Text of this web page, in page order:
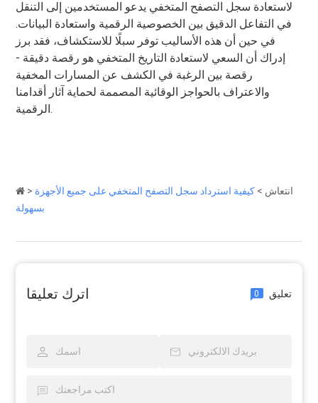
لاستعادة سجل التصفح المتخفي يدعو المستخدمين إلى التنقل
في التفاعل الدقيق بين الخصوصية الرقمية واستعادة البيانات.
في حين أن هذه الأساليب توفر سبلًا للاستكشاف، فقد برز
إدراك أن السعي لاستعادة التاريخ المتخفي هو رقصة دقيقة -
رقصة بين الرغبة في الكشف عن المسارات المخفية
والاعتراف بالحواجز الوقائية المصممة لحماية آثار أقدامنا
الرقمية.
> انتعاش > كيفية استرداد سجل التصفح المتخفي على جميع الأجهزة
بسهولة
اترك تعليقا 0 تعليق